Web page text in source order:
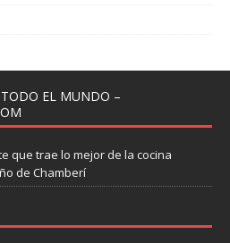
TODO EL MUNDO –
que trae lo mejor de la cocina
de Chamberí